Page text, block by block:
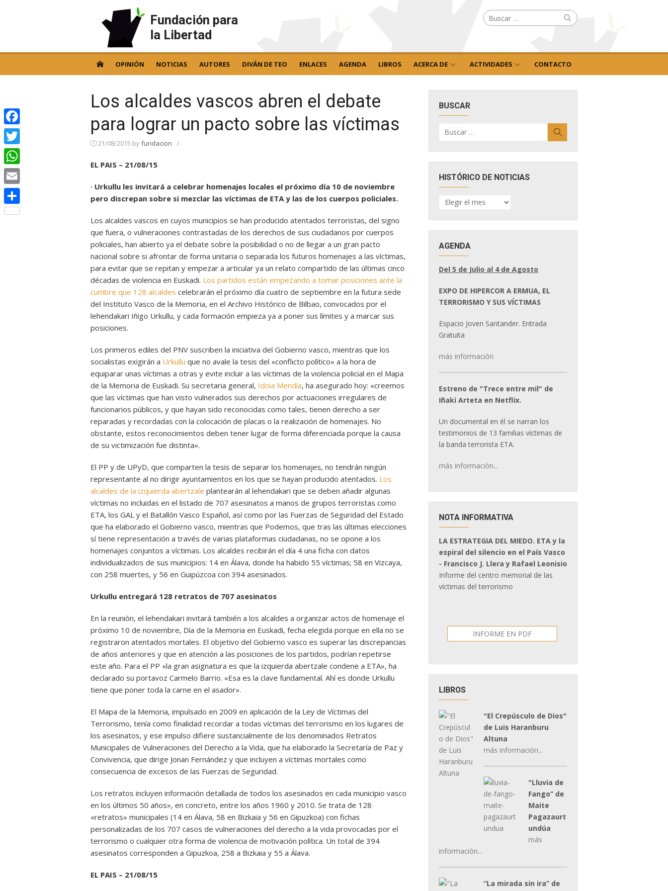
Fundación para
la Libertad
Buscar
por: Buscar
OPINIÓN NOTICIAS AUTORES DIVÁN DE TEO ENLACES AGENDA LIBROS ACERCA DE ACTIVIDADES CONTACTO
Los alcaldes vascos abren el debate
para lograr un pacto sobre las víctimas
21/08/2015 byfundacion /
EL PAIS – 21/08/15
· Urkullu les invitará a celebrar homenajes locales el próximo día 10 de noviembre
pero discrepan sobre si mezclar las víctimas de ETA y las de los cuerpos policiales.
Los alcaldes vascos en cuyos municipios se han producido atentados terroristas, del signo
que fuera, o vulneraciones contrastadas de los derechos de sus ciudadanos por cuerpos
policiales, han abierto ya el debate sobre la posibilidad o no de llegar a un gran pacto
nacional sobre si afrontar de forma unitaria o separada los futuros homenajes a las víctimas,
para evitar que se repitan y empezar a articular ya un relato compartido de las últimas cinco
décadas de violencia en Euskadi. Los partidos están empezando a tomar posiciones ante la
cumbre que 128 alcaldes celebrarán el próximo día cuatro de septiembre en la futura sede
del Instituto Vasco de la Memoria, en el Archivo Histórico de Bilbao, convocados por el
lehendakari Iñigo Urkullu, y cada formación empieza ya a poner sus límites y a marcar sus
posiciones.
Los primeros ediles del PNV suscriben la iniciativa del Gobierno vasco, mientras que los
socialistas exigirán a Urkullu que no avale la tesis del «conflicto político» a la hora de
equiparar unas víctimas a otras y evite incluir a las víctimas de la violencia policial en el Mapa
de la Memoria de Euskadi. Su secretaria general, Idoia Mendía, ha asegurado hoy: «creemos
que las víctimas que han visto vulnerados sus derechos por actuaciones irregulares de
funcionarios públicos, y que hayan sido reconocidas como tales, tienen derecho a ser
reparadas y recordadas con la colocación de placas o la realización de homenajes. No
obstante, estos reconocimientos deben tener lugar de forma diferenciada porque la causa
de su victimización fue distinta».
El PP y de UPyD, que comparten la tesis de separar los homenajes, no tendrán ningún
representante al no dirigir ayuntamientos en los que se hayan producido atentados. Los
alcaldes de la izquierda abertzale plantearán al lehendakari que se deben añadir algunas
víctimas no incluidas en el listado de 707 asesinatos a manos de grupos terroristas como
ETA, los GAL y el Batallón Vasco Español, así como por las Fuerzas de Seguridad del Estado
que ha elaborado el Gobierno vasco, mientras que Podemos, que tras las últimas elecciones
sí tiene representación a través de varias plataformas ciudadanas, no se opone a los
homenajes conjuntos a víctimas. Los alcaldes recibirán el día 4 una ficha con datos
individualizados de sus municipios: 14 en Álava, donde ha habido 55 víctimas; 58 en Vizcaya,
con 258 muertes, y 56 en Guipúzcoa con 394 asesinados.
Urkullu entregará 128 retratos de 707 asesinatos
En la reunión, el lehendakari invitará también a los alcaldes a organizar actos de homenaje el
próximo 10 de noviembre, Día de la Memoria en Euskadi, fecha elegida porque en ella no se
registraron atentados mortales. El objetivo del Gobierno vasco es superar las discrepancias
de años anteriores y que en atención a las posiciones de los partidos, podrían repetirse
este año. Para el PP «la gran asignatura es que la izquierda abertzale condene a ETA», ha
declarado su portavoz Carmelo Barrio. «Esa es la clave fundamental. Ahí es donde Urkullu
tiene que poner toda la carne en el asador».
El Mapa de la Memoria, impulsado en 2009 en aplicación de la Ley de Víctimas del
Terrorismo, tenía como finalidad recordar a todas víctimas del terrorismo en los lugares de
los asesinatos, y ese impulso difiere sustancialmente de los denominados Retratos
Municipales de Vulneraciones del Derecho a la Vida, que ha elaborado la Secretaría de Paz y
Convivencia, que dirige Jonan Fernández y que incluyen a víctimas mortales como
consecuencia de excesos de las Fuerzas de Seguridad.
Los retratos incluyen información detallada de todos los asesinados en cada municipio vasco
en los últimos 50 años», en concreto, entre los años 1960 y 2010. Se trata de 128
«retratos» municipales (14 en Álava, 58 en Bizkaia y 56 en Gipuzkoa) con fichas
personalizadas de los 707 casos de vulneraciones del derecho a la vida provocadas por el
terrorismo o cualquier otra forma de violencia de motivación política. Un total de 394
asesinatos corresponden a Gipuzkoa, 258 a Bizkaia y 55 a Álava.
EL PAIS – 21/08/15
BUSCAR
por:
HISTÓRICO DE NOTICIAS
HISTÓRICO
DE
AGENDA
Del 5 de Julio al 4 de Agosto
EXPO DE HIPERCOR A ERMUA, EL
TERRORISMO Y SUS VÍCTIMAS
Espacio Joven Santander. Entrada
Gratuita
más información
Estreno de "Trece entre mil" de
Iñaki Arteta en Netflix.
Un documental en él se narran los
testimonios de 13 familias víctimas de
la banda terrorista ETA.
más información...
NOTA INFORMATIVA
LA ESTRATEGIA DEL MIEDO. ETA y la
espiral del silencio en el País Vasco
- Francisco J. Llera y Rafael Leonisio
Informe del centro memorial de las
víctimas del terrorismo
INFORME EN PDF
LIBROS
"El Crepúsculo de Dios"
de Luis Haranburu
Altuna
más información...
"Lluvia de
Fango” de
Maite
Pagazaurt
undúa
más
información...
“La mirada sin ira” de
Facebook
Twitter
WhatsApp
Email
Compartir